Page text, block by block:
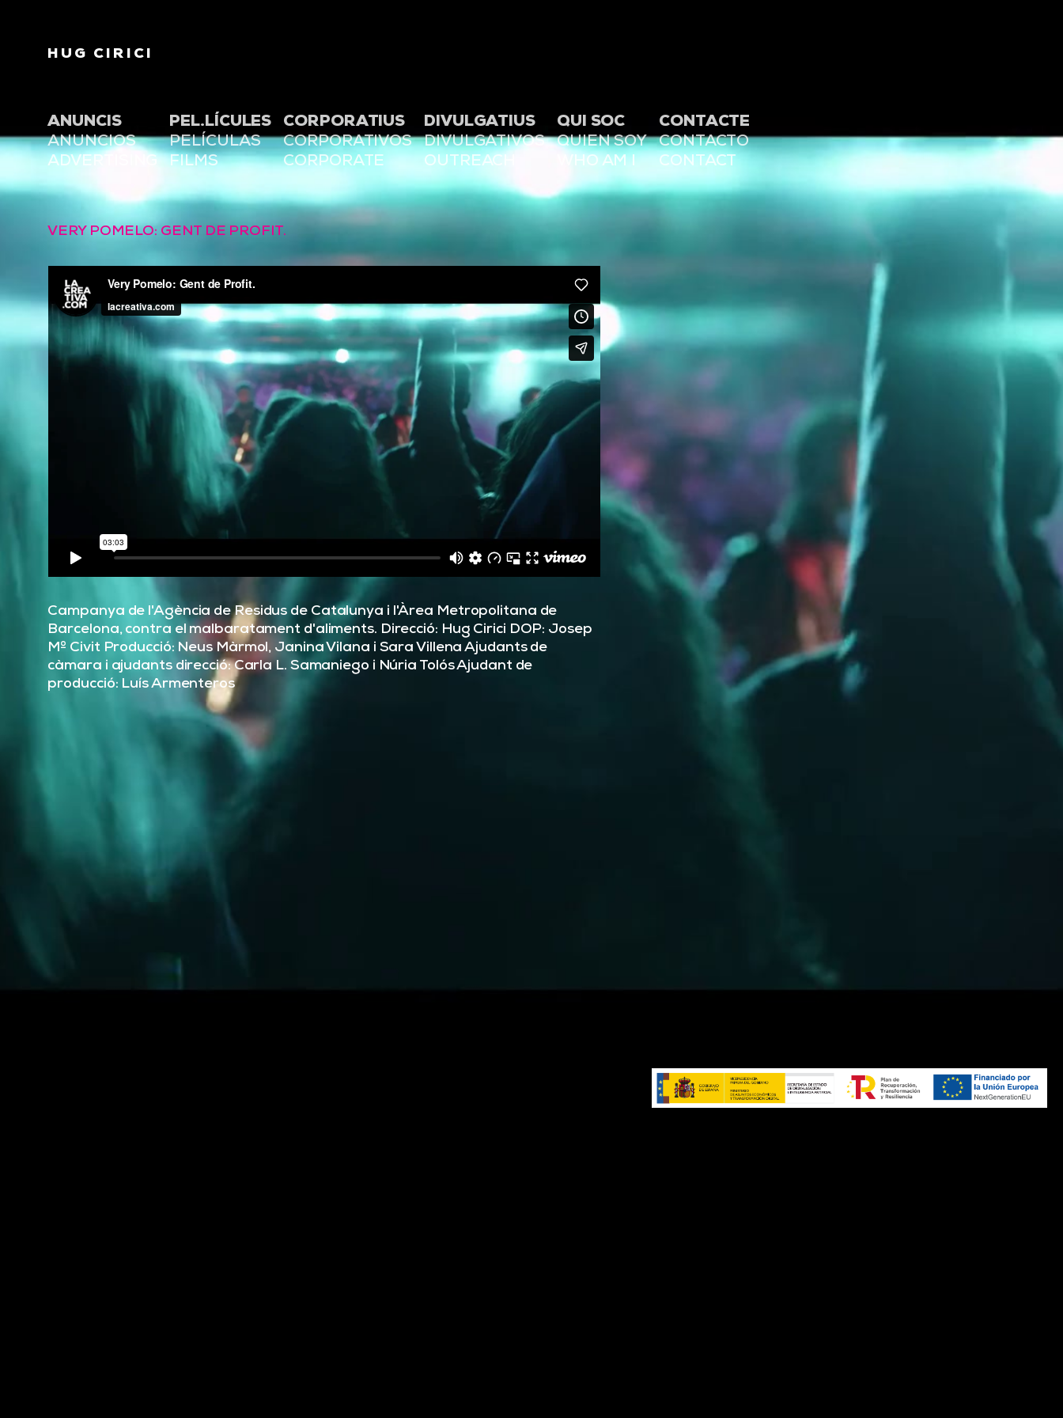
HUG CIRICI
ANUNCIS
ANUNCIOS
ADVERTISING
PEL.LÍCULES
PELÍCULAS
FILMS
CORPORATIUS
CORPORATIVOS
CORPORATE
DIVULGATIUS
DIVULGATIVOS
OUTREACH
QUI SOC
QUIEN SOY
WHO AM I
CONTACTE
CONTACTO
CONTACT
VERY POMELO: GENT DE PROFIT.
Campanya de l'Agència de Residus de Catalunya i l'Àrea Metropolitana de
Barcelona, contra el malbaratament d'aliments. Direcció: Hug Cirici DOP: Josep
Mº Civit Producció: Neus Màrmol, Janina Vilana i Sara Villena Ajudants de
càmara i ajudants direcció: Carla L. Samaniego i Núria Tolós Ajudant de
producció: Luís Armenteros